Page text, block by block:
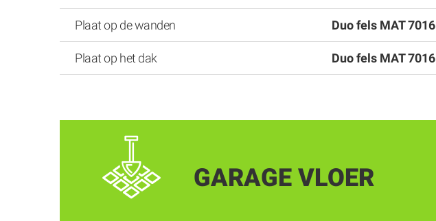
Plaat op de wanden Duo fels MAT 7016
Plaat op het dak Duo fels MAT 7016
GARAGE VLOER